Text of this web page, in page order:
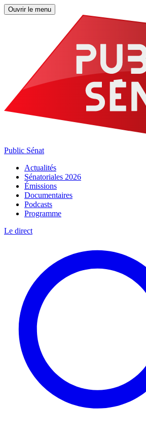
Ouvrir le menu
Public Sénat
Actualités
Sénatoriales 2026
Émissions
Documentaires
Podcasts
Programme
Le direct